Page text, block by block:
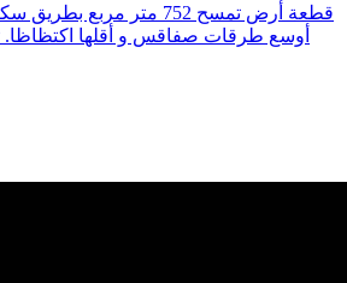
قطعة أرض تمسح 752 متر
أوسع طرقات صفاقس و أقلها اكتظاظا.